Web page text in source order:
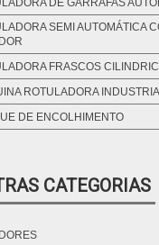
DE GARRAFAS
SEMI AUTOMÁTICA
FRASCOS
ROTULADORA
DE ENCOLHIMENTO
CATEGORIAS